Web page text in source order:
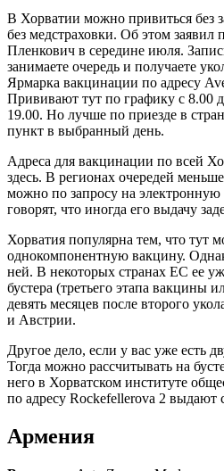
В Хорватии можно привиться без
без медстраховки. Об этом заявил
Пленкович в середине июля.
занимаете очередь и получаете
Ярмарка вакцинации по адресу
Прививают тут по графику с 8.00
19.00. Но лучше по приезде в
пункт в выбранный день.
Адреса для вакцинации по всей
здесь. В регионах очередей
можно по запросу на
говорят, что иногда его выдачу
Хорватия популярна тем, что тут
однокомпонентную вакцину.
ней. В некоторых странах ЕС ее
бустера (третьего этапа вакцины
девять месяцев после второго
и Австрии.
Другое дело, если у вас уже есть
Тогда можно рассчитывать на
него в Хорватском институте
по адресу Rockefellerova 2 выдают
Армения